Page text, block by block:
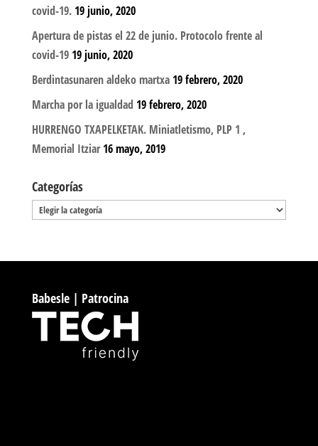
covid-19. 19 junio, 2020
Apertura de pistas el 22 de junio. Protocolo frente al
covid-19 19 junio, 2020
Berdintasunaren aldeko martxa 19 febrero, 2020
Marcha por la igualdad 19 febrero, 2020
HURRENGO TXAPELKETAK. Miniatletismo, PLP 1 ,
Memorial Itziar 16 mayo, 2019
Categorías
Categorías
Babesle | Patrocina